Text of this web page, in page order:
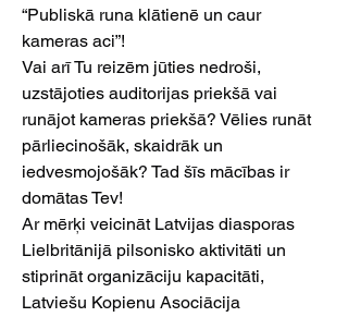
“Publiskā runa klātienē un caur
kameras aci”!
Vai arī Tu reizēm jūties nedroši,
uzstājoties auditorijas priekšā vai
runājot kameras priekšā? Vēlies runāt
pārliecinošāk, skaidrāk un
iedvesmojošāk? Tad šīs mācības ir
domātas Tev!
Ar mērķi veicināt Latvijas diasporas
Lielbritānijā pilsonisko aktivitāti un
stiprināt organizāciju kapacitāti,
Latviešu Kopienu Asociācija